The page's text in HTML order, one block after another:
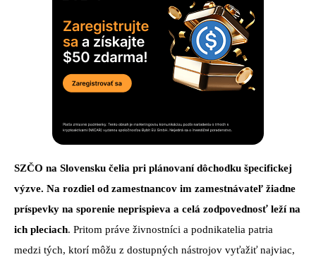
SZČO na Slovensku čelia pri plánovaní dôchodku špecifickej
výzve. Na rozdiel od zamestnancov im zamestnávateľ žiadne
príspevky na sporenie neprispieva a celá zodpovednosť leží na
ich pleciach. Pritom práve živnostníci a podnikatelia patria
medzi tých, ktorí môžu z dostupných nástrojov vyťažiť najviac,